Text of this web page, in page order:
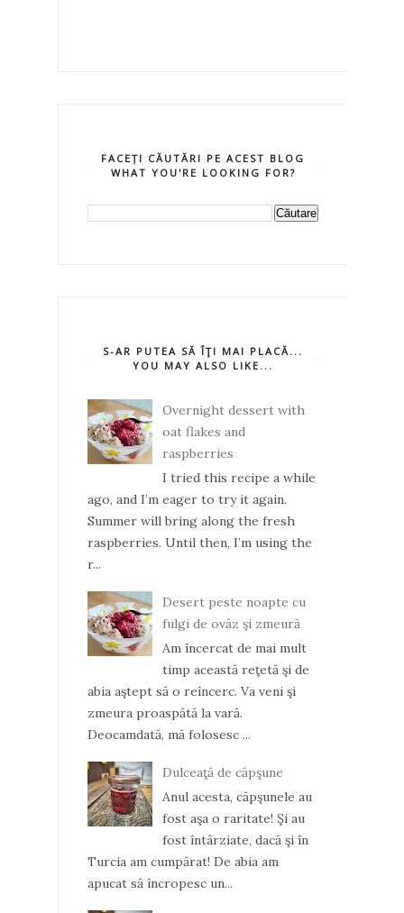
FACEȚI CĂUTĂRI PE ACEST BLOG
WHAT YOU'RE LOOKING FOR?
S-AR PUTEA SĂ ÎŢI MAI PLACĂ...
YOU MAY ALSO LIKE...
Overnight dessert with
oat flakes and
raspberries
I tried this recipe a while
ago, and I’m eager to try it again.
Summer will bring along the fresh
raspberries. Until then, I’m using the
r...
Desert peste noapte cu
fulgi de ovăz şi zmeură
Am încercat de mai mult
timp această reţetă şi de
abia aştept să o reîncerc. Va veni şi
zmeura proaspătă la vară.
Deocamdată, mă folosesc ...
Dulceaţă de căpşune
Anul acesta, căpşunele au
fost aşa o raritate! Şi au
fost întârziate, dacă şi în
Turcia am cumpărat! De abia am
apucat să încropesc un...